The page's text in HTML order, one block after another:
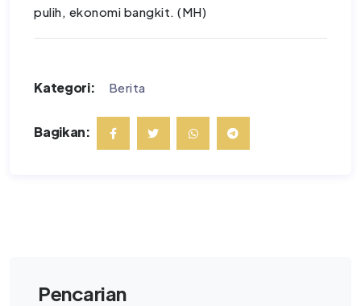
pulih, ekonomi bangkit. (MH)
Kategori: Berita
Bagikan:
Pencarian